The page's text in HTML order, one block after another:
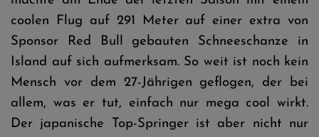
coolen Flug auf 291 Meter auf einer extra von
Sponsor Red Bull gebauten Schneeschanze in
Island auf sich aufmerksam. So weit ist noch kein
Mensch vor dem 27-Jährigen geflogen, der bei
allem, was er tut, einfach nur mega cool wirkt.
Der japanische Top-Springer ist aber nicht nur